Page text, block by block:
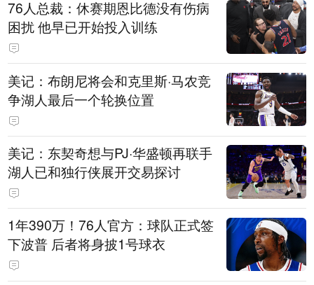
76人总裁：休赛期恩比德没有伤病
困扰 他早已开始投入训练
美记：布朗尼将会和克里斯·马农竞
争湖人最后一个轮换位置
美记：东契奇想与PJ·华盛顿再联手
湖人已和独行侠展开交易探讨
1年390万！76人官方：球队正式签
下波普 后者将身披1号球衣